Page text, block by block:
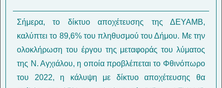
Σήμερα, το δίκτυο αποχέτευσης της ΔΕΥΑΜΒ,
καλύπτει το 89,6% του πληθυσμού του Δήμου. Με την
ολοκλήρωση του έργου της μεταφοράς του λύματος
της Ν. Αγχιάλου, η οποία προβλέπεται το Φθινόπωρο
του 2022, η κάλυψη με δίκτυο αποχέτευσης θα